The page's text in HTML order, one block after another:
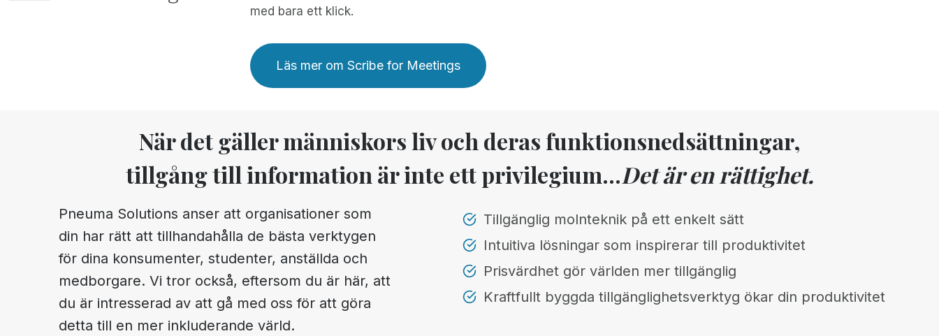
med bara ett klick.
Läs mer om Scribe for Meetings
När det gäller människors liv och deras funktionsnedsättningar,
tillgång till information är inte ett privilegium...Det är en rättighet.
Pneuma Solutions anser att organisationer som
din har rätt att tillhandahålla de bästa verktygen
för dina konsumenter, studenter, anställda och
medborgare. Vi tror också, eftersom du är här, att
du är intresserad av att gå med oss för att göra
detta till en mer inkluderande värld.
Tillgänglig molnteknik på ett enkelt sätt
Intuitiva lösningar som inspirerar till produktivitet
Prisvärdhet gör världen mer tillgänglig
Kraftfullt byggda tillgänglighetsverktyg ökar din produktivitet